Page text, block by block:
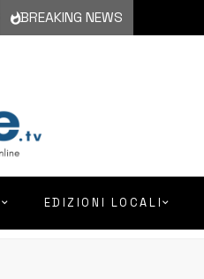
BREAKING NEWS
EDIZIONI LOCALI